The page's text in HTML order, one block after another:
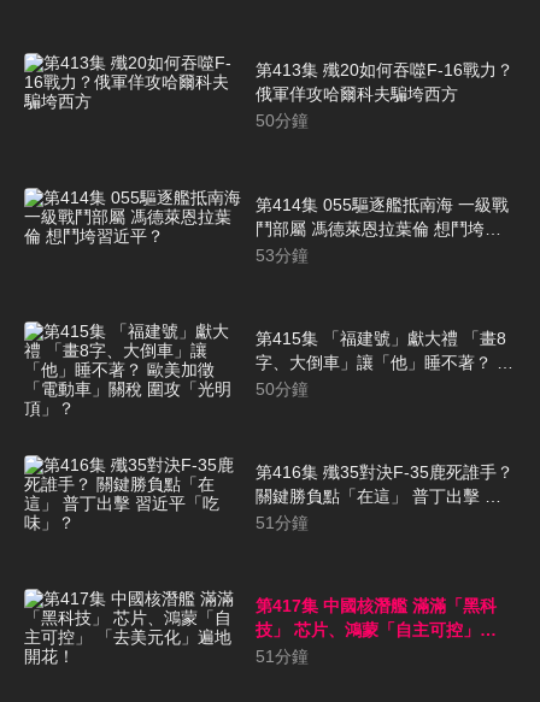
第413集 殲20如何吞噬F-16戰力？
俄軍佯攻哈爾科夫騙垮西方
50分鐘
第414集 055驅逐艦抵南海 一級戰
鬥部屬 馮德萊恩拉葉倫 想鬥垮習
近平？
53分鐘
第415集 「福建號」獻大禮 「畫8
字、大倒車」讓「他」睡不著？ 歐
美加徵「電動車」關稅 圍攻「光明
50分鐘
第416集 殲35對決F-35鹿死誰手？
關鍵勝負點「在這」 普丁出擊 習
近平「吃味」？
51分鐘
第417集 中國核潛艦 滿滿「黑科
技」 芯片、鴻蒙「自主可控」
「去美元化」遍地開花！
51分鐘